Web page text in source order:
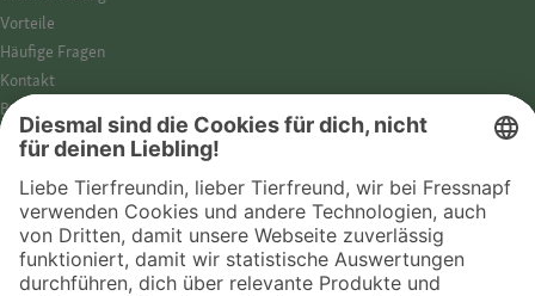
Vorteile
Häufige Fragen
Kontakt
Barrierefreiheit
Impressum
Cookies
AGB
Entdecke Fressnapf